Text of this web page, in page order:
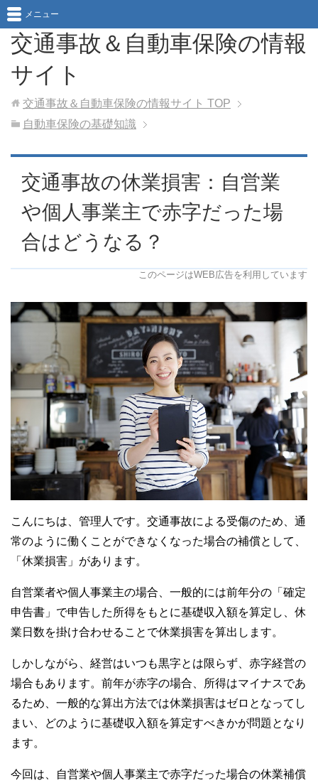
交通事故＆自動車保険の情報
サイト
メニュー
交通事故＆自動車保険の情報サイト TOP
自動車保険の基礎知識
交通事故の休業損害：自営業
や個人事業主で赤字だった場
合はどうなる？
このページはWEB広告を利用しています
こんにちは、管理人です。交通事故による受傷のため、通
常のように働くことができなくなった場合の補償として、
「休業損害」があります。
自営業者や個人事業主の場合、一般的には前年分の「確定
申告書」で申告した所得をもとに基礎収入額を算定し、休
業日数を掛け合わせることで休業損害を算出します。
しかしながら、経営はいつも黒字とは限らず、赤字経営の
場合もあります。前年が赤字の場合、所得はマイナスであ
るため、一般的な算出方法では休業損害はゼロとなってし
まい、どのように基礎収入額を算定すべきかが問題となり
ます。
今回は、自営業や個人事業主で赤字だった場合の休業補償